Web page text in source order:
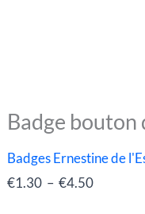
Badge bouton
Badges Ernestine de
€1.30 – €4.50
Plage
quantité
Badge